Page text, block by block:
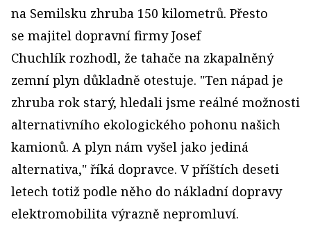
na Semilsku zhruba 150 kilometrů. Přesto
se majitel dopravní firmy Josef
Chuchlík rozhodl, že tahače na zkapalněný
zemní plyn důkladně otestuje. "Ten nápad je
zhruba rok starý, hledali jsme reálné možnosti
alternativního ekologického pohonu našich
kamionů. A plyn nám vyšel jako jediná
alternativa," říká dopravce. V příštích deseti
letech totiž podle něho do nákladní dopravy
elektromobilita výrazně nepromluví.